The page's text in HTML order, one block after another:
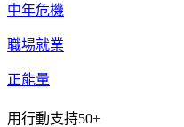
中年危機
職場就業
正能量
用行動支持50+